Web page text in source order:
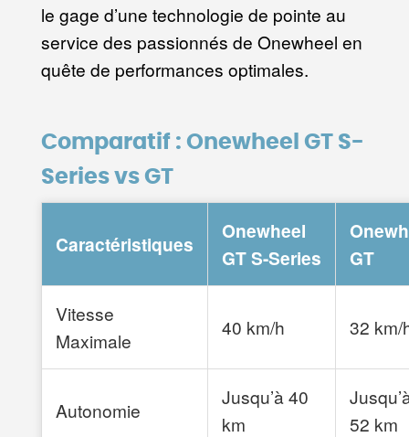
le gage d’une technologie de pointe au
service des passionnés de Onewheel en
quête de performances optimales.
Comparatif : Onewheel GT S-
Series vs GT
Caractéristiques
Onewheel
GT S-Series
GT
Vitesse
Maximale
40 km/h 32 km/
Autonomie
Jusqu’à 40
km
52 km